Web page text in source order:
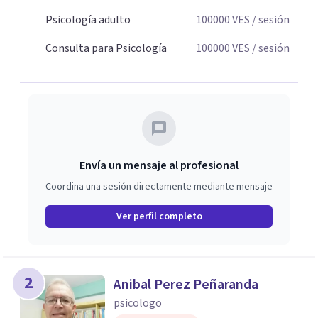
Psicología adulto
100000VES / sesión
Consulta para Psicología
100000VES / sesión
Envía un mensaje al profesional
Coordina una sesión directamente mediante mensaje
Ver perfil completo
2 Anibal Perez Peñaranda
psicologo